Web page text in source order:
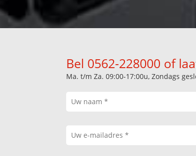
Bel 0562-228000 of
Ma. t/m Za. 09:00-17:00u, Zondags